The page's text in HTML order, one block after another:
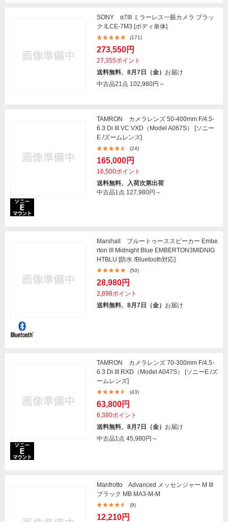
SONY α7III ミラーレス一眼カメラ ブラッ
ク ILCE-7M3 [ボディ単体]
(171)
273,550円
27,355ポイント
送料無料、8月7日（金） お届け
中古品21点 102,980円～
TAMRON カメラレンズ 50-400mm F/4.5-
6.3 Di III VC VXD（Model A067S） [ソニー
E /ズームレンズ]
(24)
165,000円
16,500ポイント
送料無料、入荷次第出荷
中古品1点 127,980円～
Marshall ブルートゥーススピーカー Embe
rton III Midnight Blue EMBERTON3MIDNIG
HTBLU [防水 /Bluetooth対応]
(50)
28,980円
2,898ポイント
送料無料、8月7日（金） お届け
TAMRON カメラレンズ 70-300mm F/4.5-
6.3 Di III RXD（Model A047S） [ソニーE /ズ
ームレンズ]
(43)
63,800円
6,380ポイント
送料無料、8月7日（金） お届け
中古品1点 45,980円～
Manfrotto Advanced メッセンジャー M III
ブラック MB MA3-M-M
(9)
12,210円